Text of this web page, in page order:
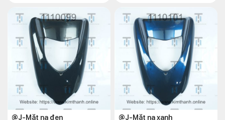
@J-Mặt nạ đen
@J-Mặt nạ xanh